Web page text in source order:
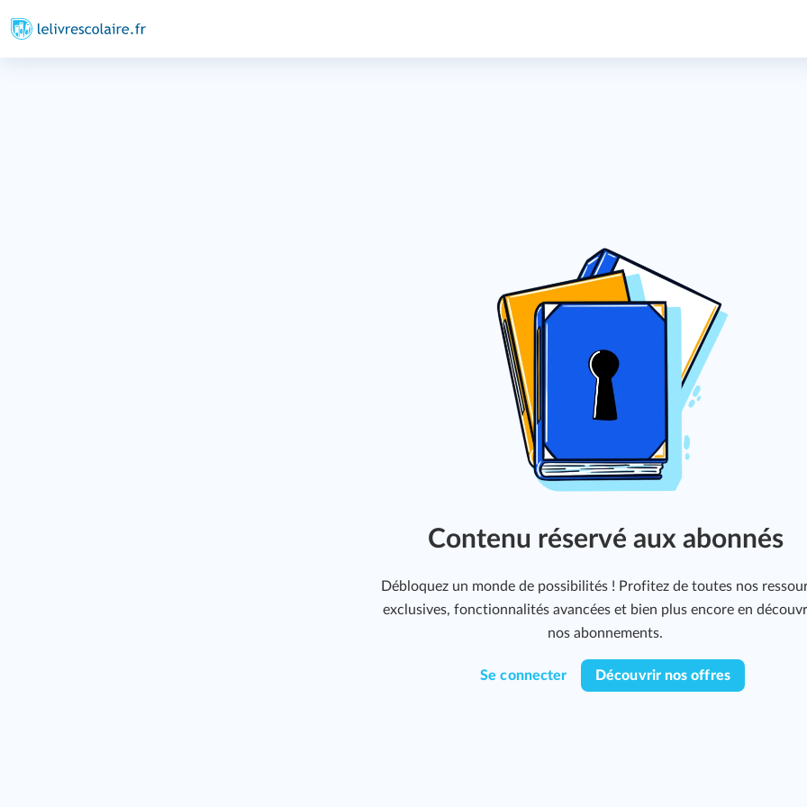
Contenu réservé aux abonnés
Débloquez un monde de possibilités ! Profitez de toutes nos
exclusives, fonctionnalités avancées et bien plus encore en
nos abonnements.
Se connecter Découvrir nos offres